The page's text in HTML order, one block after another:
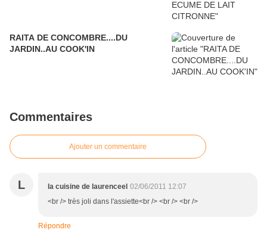
RAITA DE CONCOMBRE....DU
JARDIN..AU COOK'IN
Commentaires
Ajouter un commentaire
L la cuisine de laurenceel 02/06/2011 12:07
<br /> très joli dans l'assiette<br /> <br /> <br />
Répondre